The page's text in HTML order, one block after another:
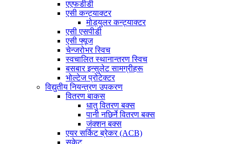
एएफडीडी
एसी कन्ट्याक्टर
मोड्युलर कन्ट्याक्टर
एसी एसपीडी
एसी फ्यूज
चेन्जरोभर स्विच
स्वचालित स्थानान्तरण स्विच
बसबार इन्सुलेट सामग्रीहरू
भोल्टेज प्रोटेक्टर
विद्युतीय नियन्त्रण उपकरण
वितरण बाकस
धातु वितरण बक्स
पानी नछिर्ने वितरण बक्स
जंक्शन बक्स
एयर सर्किट ब्रेकर (ACB)
सकेट